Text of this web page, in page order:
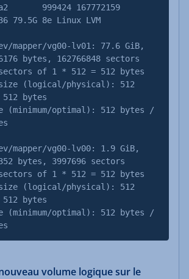
999424 167772159
79.5G 8e Linux LVM
mapper/vg00-lv01: 77.6 GiB,
bytes, 162766848 sectors
of 1 * 512 = 512 bytes
(logical/physical): 512
bytes
(minimum/optimal): 512 bytes /
mapper/vg00-lv00: 1.9 GiB,
bytes, 3997696 sectors
of 1 * 512 = 512 bytes
(logical/physical): 512
bytes
(minimum/optimal): 512 bytes /
volume logique sur le